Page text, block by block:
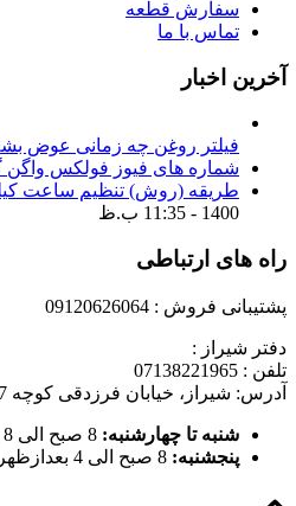
سفارش قطعه
تماس با ما
آخرین اخبار
فیلتر روغن چه زمانی عوض
شماره های فیوز فولکس واگن
طریقه (روش) تنظیم ساعت
1400 - 11:35 ب.ظ
راه های ارتباطی
پشتیبانی فروش : 09120626064
دفتر شیراز :
تلفن : 07138221965
آدرس: شیراز، خیابان فرزدقی کوچه 7 مجتمع 121
شنبه تا چهارشنبه: 8 صبح الی 8 شب
پنجشنبه: 8 صبح الی 4 بعدازظهر